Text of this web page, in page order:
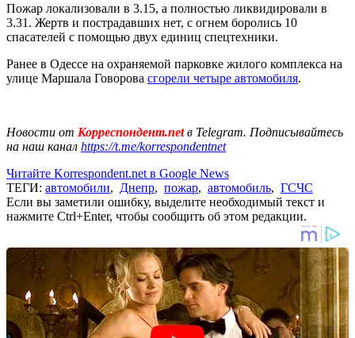
Пожар локализовали в 3.15, а полностью ликвидировали в
3.31. Жертв и пострадавших нет, с огнем боролись 10
спасателей с помощью двух единиц спецтехники.
Ранее в Одессе на охраняемой парковке жилого комплекса на
улице Маршала Говорова сгорели четыре автомобиля.
Новости от Корреспондент.netв Telegram. Подписывайтесь
на наш канал https://t.me/korrespondentnet
Читайте Korrespondent.net в Google News
ТЕГИ: автомобили, Днепр, пожар, автомобиль, ГСЧС
Если вы заметили ошибку, выделите необходимый текст и
нажмите Ctrl+Enter, чтобы сообщить об этом редакции.